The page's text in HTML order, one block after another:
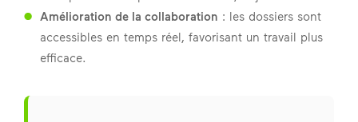
Amélioration de la collaboration : les dossiers sont
accessibles en temps réel, favorisant un travail plus
efficace.